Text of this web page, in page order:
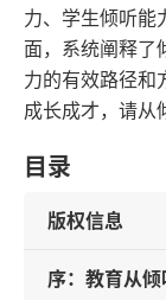
力、学生倾听能
面，系统阐释了
力的有效路径和
成长成才，请从
目录
版权信息
序：教育从